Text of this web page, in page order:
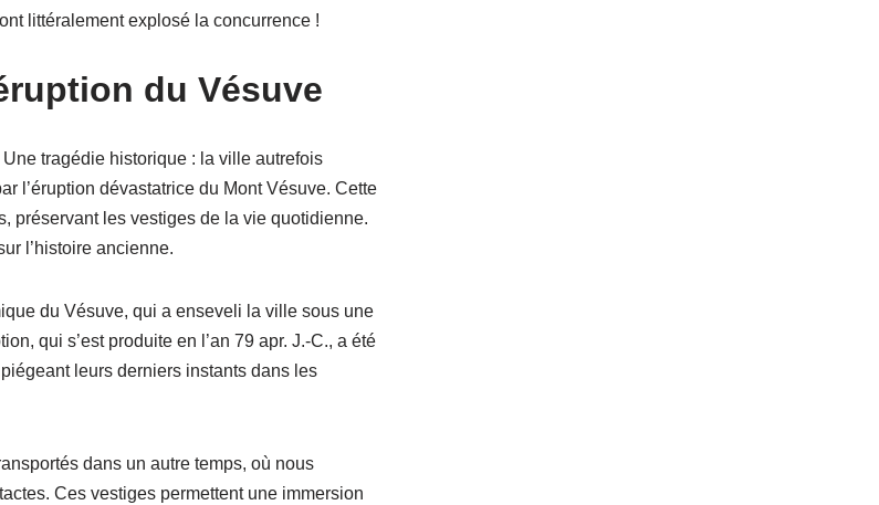
littéralement explosé la concurrence !
du Vésuve
tragédie historique : la ville autrefois
l’éruption dévastatrice du Mont Vésuve. Cette
préservant les vestiges de la vie quotidienne.
l’histoire ancienne.
du Vésuve, qui a enseveli la ville sous une
qui s’est produite en l’an 79 apr. J.-C., a été
leurs derniers instants dans les
dans un autre temps, où nous
Ces vestiges permettent une immersion